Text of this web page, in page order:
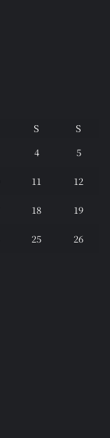
S
S
4 5
11 12
18 19
25 26